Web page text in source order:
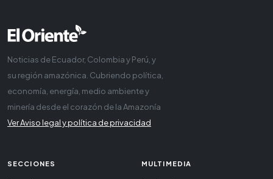
Noticias de Ecuador, Colombia y Perú, y
su región amazónica. Cubriendo política,
economía, energía, medio ambiente y
minería desde el corazón de la Amazonía
Ver Aviso legal y política de privacidad
SECCIONES MULTIMEDIA